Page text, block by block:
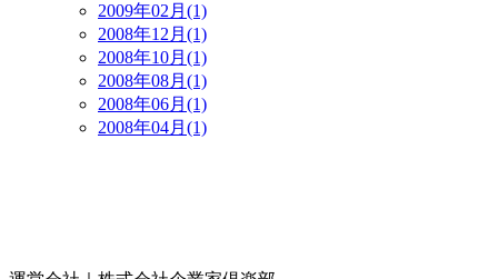
2009年02月(1)
2008年12月(1)
2008年10月(1)
2008年08月(1)
2008年06月(1)
2008年04月(1)